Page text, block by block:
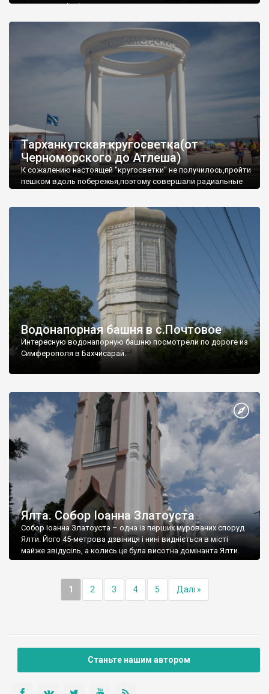
запрошую відвідати це
Тарханкутская кругосветка(от
Черноморского до Атлеша)
К сожалению настоящей "кругосветки" не получилось,пройти
пешком вдоль побережья,поэтому совершали радиальные
Водонапорная башня в с.Почтовое
Интересную водонапорную башню посмотрели по дороге из
Симферополя в Бахчисарай.
Ялта. Собор Іоанна Златоуста
Собор Іоанна Златоуста – одна із перших мурованих споруд
Ялти. Його 45-метрова дзвіниця і нині видніється в місті
майже звідусіль, а колись це була висотна домінанта Ялти.
1 2 3 4 5 Далі »
Станьте нашим автором